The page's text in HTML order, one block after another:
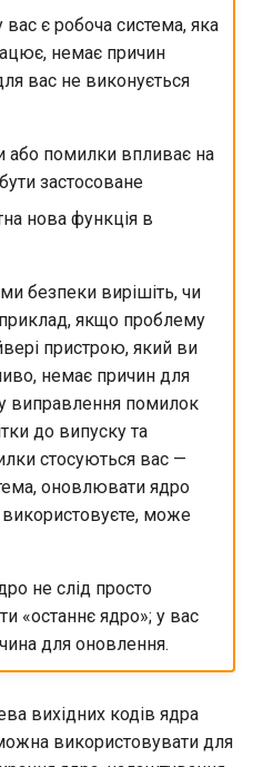
є робоча система, яка
немає причин
вас не виконується
або помилки впливає на
застосоване
нова функція в
безпеки вирішіть, чи
якщо проблему
пристрою, який ви
немає причин для
виправлення помилок
до випуску та
стосуються вас —
оновлювати ядро
використовуєте, може
не слід просто
«останнє ядро»; у вас
для оновлення.
вихідних кодів ядра
можна використовувати для